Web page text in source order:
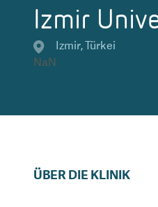
Izmir
Izmir,Türkei
NaN
ÜBER DIE KLINIK